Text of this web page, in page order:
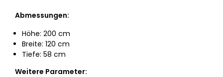
Abmessungen:
Höhe: 200 cm
Breite: 120 cm
Tiefe: 58 cm
Weitere Parameter: